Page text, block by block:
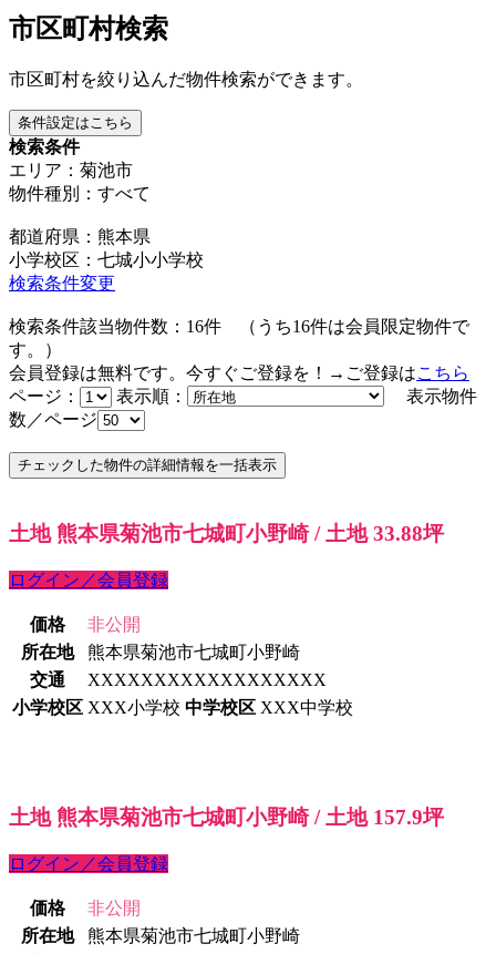
市区町村検索
市区町村を絞り込んだ物件検索ができます。
条件設定はこちら
検索条件
エリア：菊池市
物件種別：すべて
都道府県：熊本県
小学校区：七城小小学校
検索条件変更
検索条件該当物件数： 16件 （うち16件は会員限定物件で
す。）
会員登録は無料です。今すぐご登録を！→ご登録はこちら
ページ：
表示順：
表示物件
数／ページ
土地 熊本県菊池市七城町小野崎 / 土地 33.88坪
ログイン／会員登録
価格
非公開
所在地
熊本県菊池市七城町小野崎
交通
XXXXXXXXXXXXXXXXXX
小学校区 XXX小学校 中学校区 XXX中学校
土地 熊本県菊池市七城町小野崎 / 土地 157.9坪
ログイン／会員登録
価格
非公開
所在地
熊本県菊池市七城町小野崎